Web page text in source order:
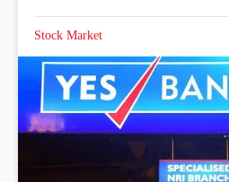
Stock Market